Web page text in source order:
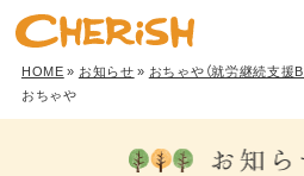
HOME» お知らせ» おちゃや（就労継続支援B
おちゃや